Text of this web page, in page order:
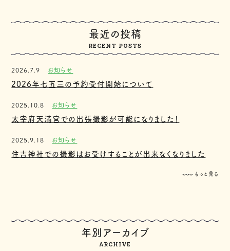
最近の投稿
RECENT POSTS
2026.7.9 お知らせ
2026年七五三の予約受付開始について
2025.10.8 お知らせ
太宰府天満宮での出張撮影が可能になりました！
2025.9.18 お知らせ
住吉神社での撮影はお受けすることが出来なくなりました
もっと見る
年別アーカイブ
ARCHIVE